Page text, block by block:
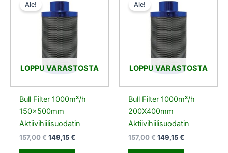
LOPPU VARASTOSTA
Ale!
Bull Filter 1000m³/h
150x500mm
Aktiivihiilisuodatin
157,00€
oli:
157,00 €.
149,15€
149,15 €.
LOPPU VARASTOSTA
Ale!
Bull Filter 1000m³/h
200X400mm
Aktiivihiilisuodatin
157,00€
oli:
157,00 €.
149,15€
149,15 €.